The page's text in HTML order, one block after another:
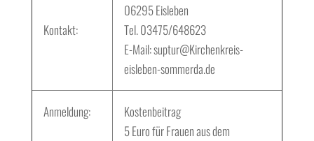
Kontakt:
06295 Eisleben
Tel. 03475/648623
E-Mail: suptur@Kirchenkreis-
eisleben-sommerda.de
Anmeldung:
Kostenbeitrag
5 Euro für Frauen aus dem